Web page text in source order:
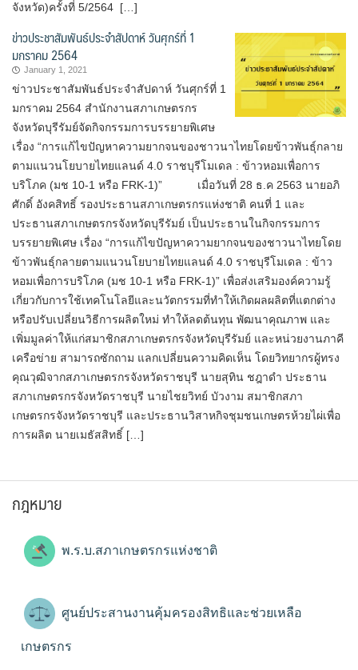
จังหวัด)ครั้งที่ 5/2564 […]
ข่าวประชาสัมพันธ์ประจำสัปดาห์ วันศุกร์ที่ 1
มกราคม 2564
January 1, 2021
ข่าวประชาสัมพันธ์ประจำสัปดาห์ วันศุกร์ที่ 1
มกราคม 2564 สำนักงานสภาเกษตรกร
จังหวัดบุรีรัมย์จัดกิจกรรมการบรรยายพิเศษ
เรื่อง “การแก้ไขปัญหาความยากจนของชาวนาไทยโดยข้าวพันธุ์กลาย
ตามแนวนโยบายไทยแลนด์ 4.0 ราชบุรีโมเดล : ข้าวหอมเพื่อการ
บริโภค (มช 10-1 หรือ FRK-1)” เมื่อวันที่ 28 ธ.ค 2563 นายอภิ
ศักดิ์ อังคสิทธิ์ รองประธานสภาเกษตรกรแห่งชาติ คนที่ 1 และ
ประธานสภาเกษตรกรจังหวัดบุรีรัมย์ เป็นประธานในกิจกรรมการ
บรรยายพิเศษ เรื่อง “การแก้ไขปัญหาความยากจนของชาวนาไทยโดย
ข้าวพันธุ์กลายตามแนวนโยบายไทยแลนด์ 4.0 ราชบุรีโมเดล : ข้าว
หอมเพื่อการบริโภค (มช 10-1 หรือ FRK-1)” เพื่อส่งเสริมองค์ความรู้
เกี่ยวกับการใช้เทคโนโลยีและนวัตกรรมที่ทำให้เกิดผลผลิตที่แตกต่าง
หรือปรับเปลี่ยนวิธีการผลิตใหม่ ทำให้ลดต้นทุน พัฒนาคุณภาพ และ
เพิ่มมูลค่าให้แก่สมาชิกสภาเกษตรกรจังหวัดบุรีรัมย์ และหน่วยงานภาคี
เครือข่าย สามารถซักถาม แลกเปลี่ยนความคิดเห็น โดยวิทยากรผู้ทรง
คุณวุฒิจากสภาเกษตรกรจังหวัดราชบุรี นายสุทิน ชฎาดำ ประธาน
สภาเกษตรกรจังหวัดราชบุรี นายไชยวิทย์ บัวงาม สมาชิกสภา
เกษตรกรจังหวัดราชบุรี และประธานวิสาหกิจชุมชนเกษตรห้วยไผ่เพื่อ
การผลิต นายเมธัสสิทธิ์ […]
กฎหมาย
พ.ร.บ.สภาเกษตรกรแห่งชาติ
ศูนย์ประสานงานคุ้มครองสิทธิและช่วยเหลือ
เกษตรกร